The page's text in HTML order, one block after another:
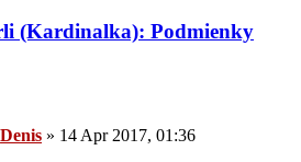
(Kardinalka): Podmienky
Denis » 14 Apr 2017, 01:36